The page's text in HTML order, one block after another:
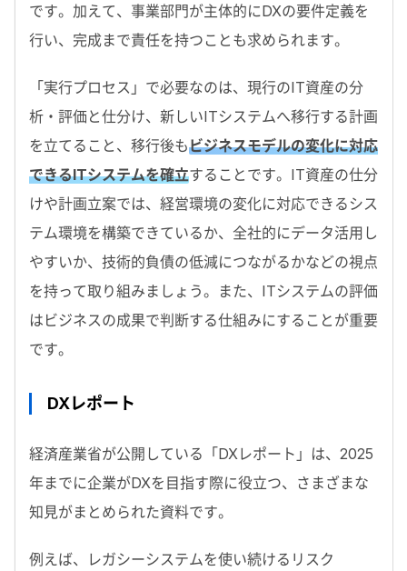
です。加えて、事業部門が主体的にDXの要件定義を
行い、完成まで責任を持つことも求められます。
「実行プロセス」で必要なのは、現行のIT資産の分
析・評価と仕分け、新しいITシステムへ移行する計画
を立てること、移行後もビジネスモデルの変化に対応
できるITシステムを確立することです。IT資産の仕分
けや計画立案では、経営環境の変化に対応できるシス
テム環境を構築できているか、全社的にデータ活用し
やすいか、技術的負債の低減につながるかなどの視点
を持って取り組みましょう。また、ITシステムの評価
はビジネスの成果で判断する仕組みにすることが重要
です。
DXレポート
経済産業省が公開している「DXレポート」は、2025
年までに企業がDXを目指す際に役立つ、さまざまな
知見がまとめられた資料です。
例えば、レガシーシステムを使い続けるリスク